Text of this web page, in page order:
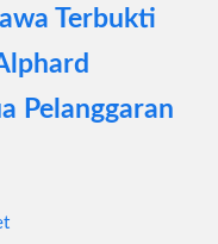
Terbukti
Pelanggaran